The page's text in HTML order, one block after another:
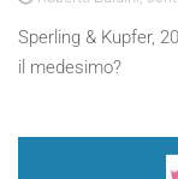
Sperling & Kupfer,
il medesimo?